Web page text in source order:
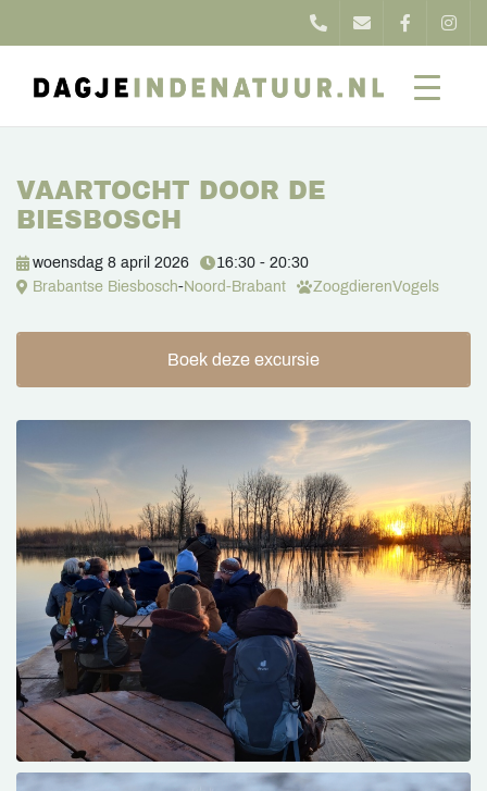
VAARTOCHT DOOR DE
BIESBOSCH
woensdag 8 april 2026
16:30 - 20:30
Brabantse Biesbosch-Noord-Brabant ZoogdierenVogels
Boek deze excursie